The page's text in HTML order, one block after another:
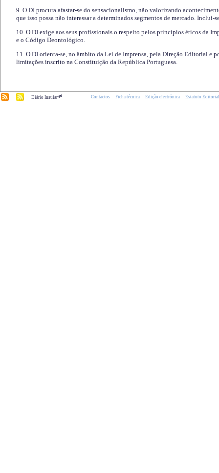
9. O DI procura afastar-se do sensacionalismo, não valorizando
que isso possa não interessar a determinados segmentos de mercado.
10. O DI exige aos seus profissionais o respeito pelos princípios éticos da
e o Código Deontológico.
11. O DI orienta-se, no âmbito da Lei de Imprensa, pela Direção Editorial e
limitações inscrito na Constituição da República Portuguesa.
Diário Insular.pt Contactos Ficha técnica Edição electrónica Estatuto Editorial